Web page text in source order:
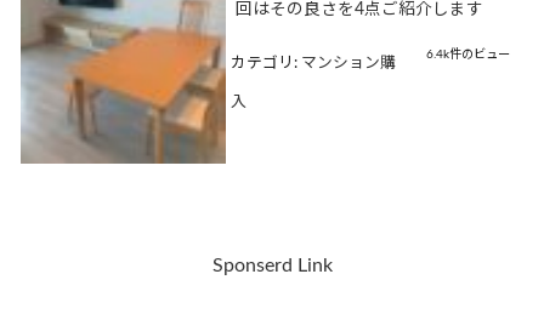
回はその良さを4点ご紹介します
6.4k件のビュー
カテゴリ: マンション購
入
Sponserd Link